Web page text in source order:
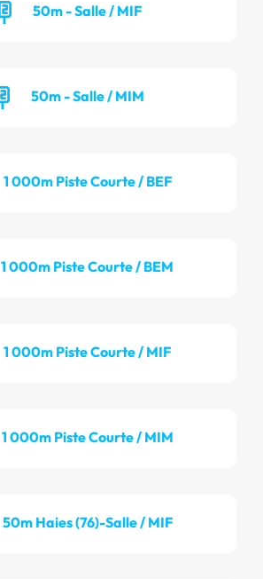
50m - Salle / MIF
50m - Salle / MIM
1 000m Piste Courte / BEF
1 000m Piste Courte / BEM
1 000m Piste Courte / MIF
1 000m Piste Courte / MIM
50m Haies (76)-Salle / MIF